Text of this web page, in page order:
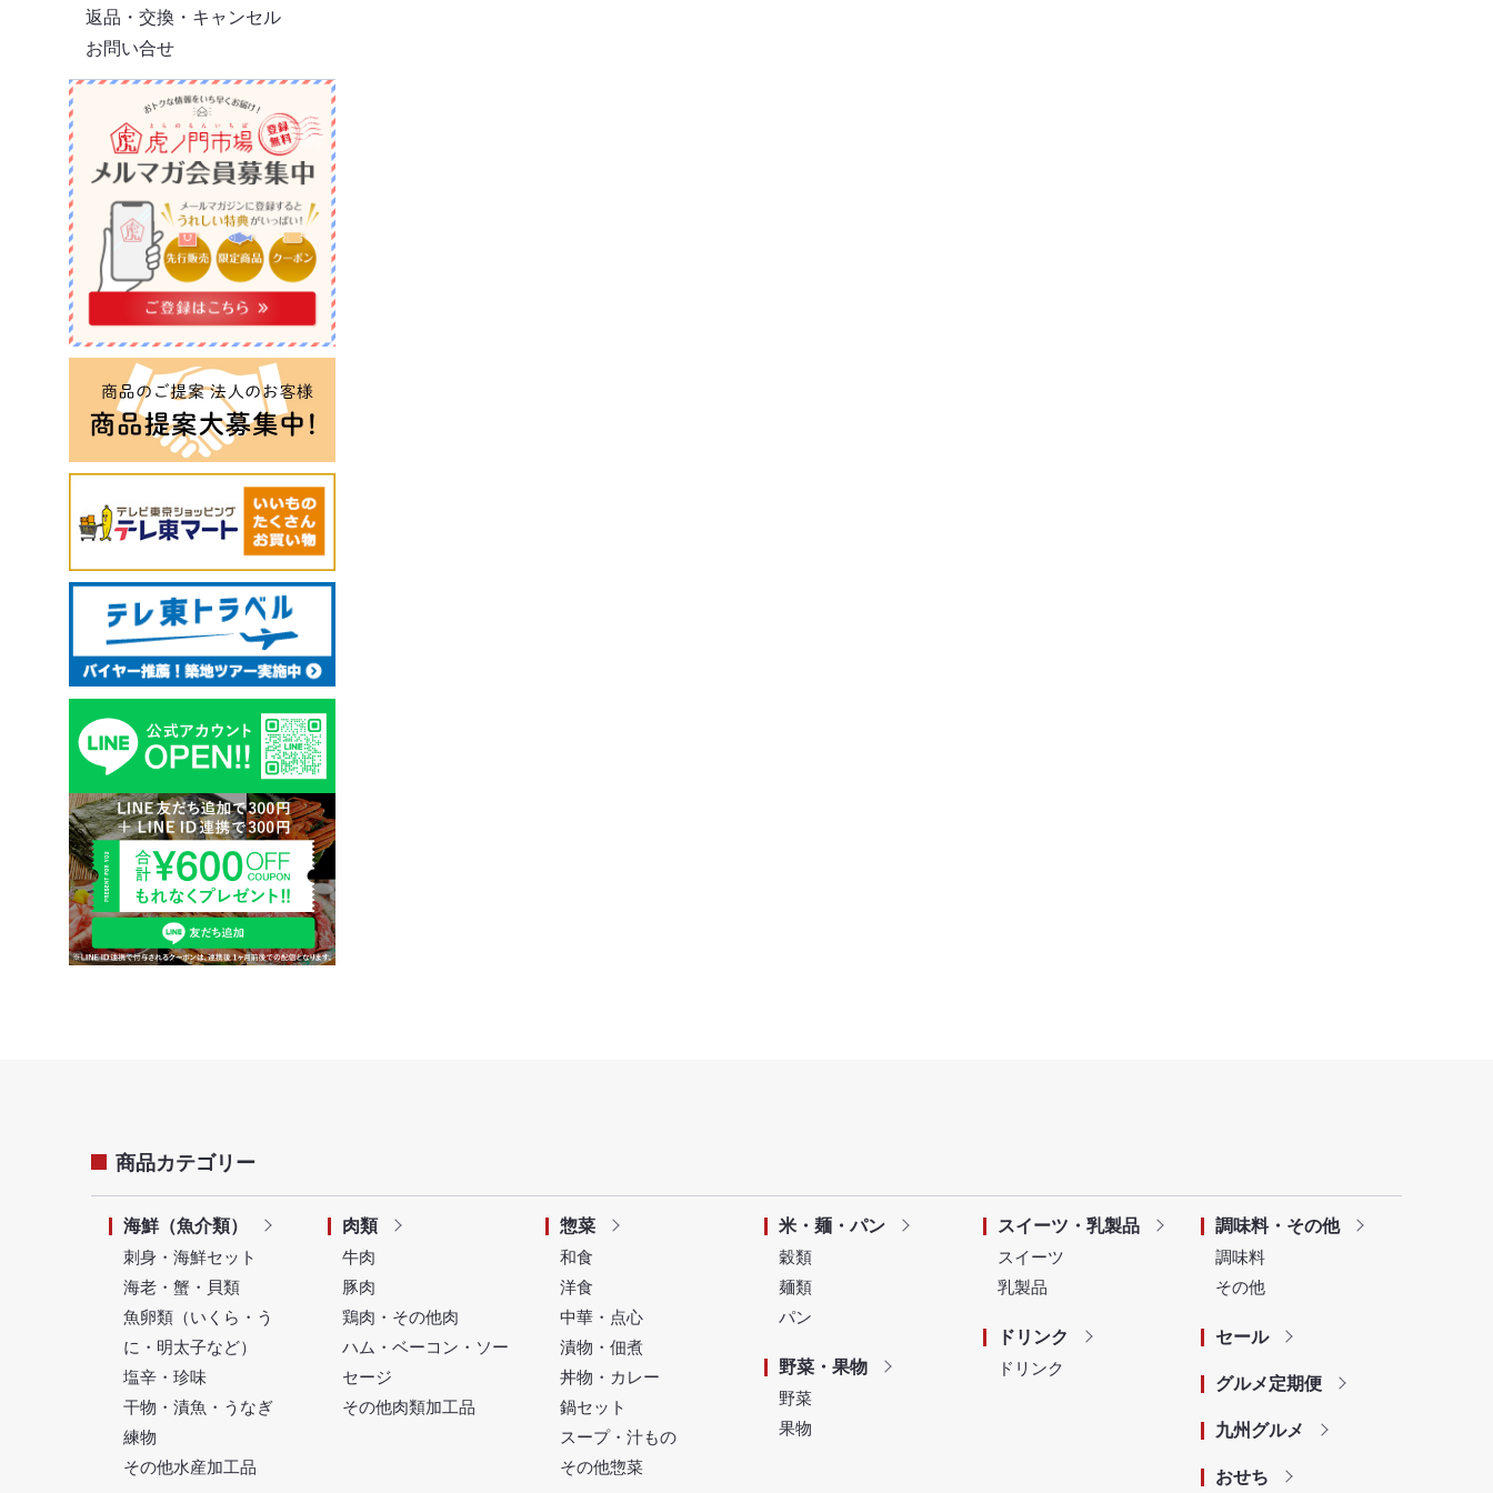
返品・交換・キャンセル
お問い合せ
商品カテゴリー
海鮮（魚介類）
刺身・海鮮セット
海老・蟹・貝類
魚卵類（いくら・う
に・明太子など）
塩辛・珍味
干物・漬魚・うなぎ
練物
その他水産加工品
肉類
牛肉
豚肉
鶏肉・その他肉
ハム・ベーコン・ソー
セージ
その他肉類加工品
惣菜
和食
洋食
中華・点心
漬物・佃煮
丼物・カレー
鍋セット
スープ・汁もの
その他惣菜
米・麺・パン
穀類
麺類
パン
野菜・果物
野菜
果物
スイーツ・乳製品
スイーツ
乳製品
ドリンク
ドリンク
調味料・その他
調味料
その他
セール
グルメ定期便
九州グルメ
おせち